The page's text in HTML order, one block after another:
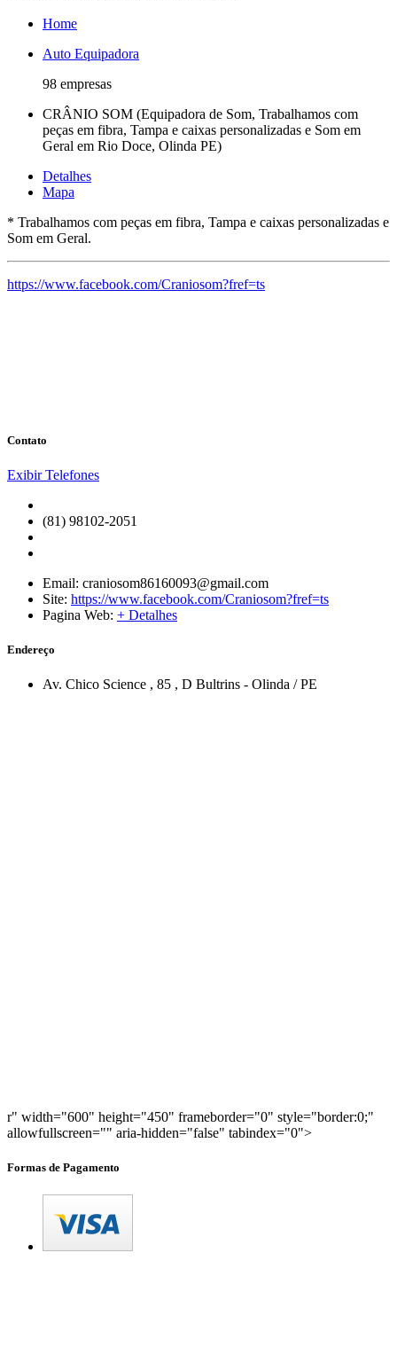
Home
Auto Equipadora
98 empresas
CRÂNIO SOM (Equipadora de Som, Trabalhamos com
peças em fibra, Tampa e caixas personalizadas e Som em
Geral em Rio Doce, Olinda PE)
Detalhes
Mapa
* Trabalhamos com peças em fibra, Tampa e caixas personalizadas e
Som em Geral.
https://www.facebook.com/Craniosom?fref=ts
Contato
Exibir Telefones
(81) 98102-2051
Email: craniosom86160093@gmail.com
Site: https://www.facebook.com/Craniosom?fref=ts
Pagina Web: + Detalhes
Endereço
Av. Chico Science , 85 , D Bultrins - Olinda /PE
r" width="600" height="450" frameborder="0" style="border:0;"
allowfullscreen="" aria-hidden="false" tabindex="0">
Formas de Pagamento